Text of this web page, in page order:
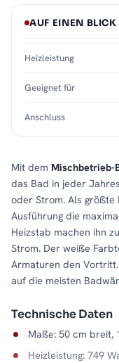
Mit dem Mischbetrieb-
das Bad in jeder
oder Strom. Als
Ausführung die
Heizstab machen ihn
Strom. Der weiße
Armaturen den
auf die meisten
Technische Daten
Maße: 50 cm breit,
Heizleistung: 749
AUF EINEN BLICK
Heizleistung
Geeignet für
Anschluss